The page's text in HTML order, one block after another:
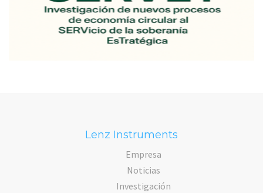
Lenz Instruments
Empresa
Noticias
Investigación